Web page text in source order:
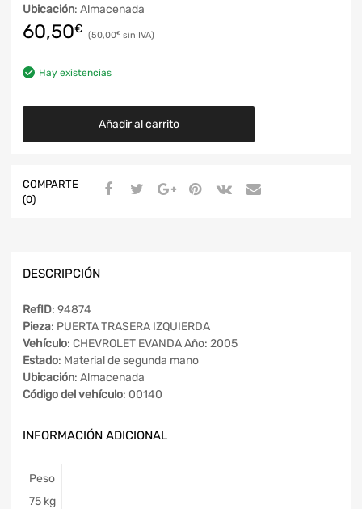
Ubicación: Almacenada
60,50€ 50,00€
Hay existencias
Añadir al carrito
COMPARTE
(0)
DESCRIPCIÓN
RefID: 94874
Pieza: PUERTA TRASERA IZQUIERDA
Vehículo: CHEVROLET EVANDA Año: 2005
Estado: Material de segunda mano
Ubicación: Almacenada
Código del vehículo: 00140
INFORMACIÓN ADICIONAL
Peso
75 kg